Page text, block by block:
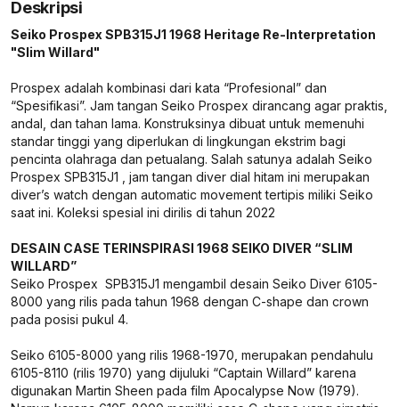
Deskripsi
Seiko Prospex SPB315J1 1968 Heritage Re-Interpretation
"Slim Willard"
Prospex adalah kombinasi dari kata “Profesional” dan
“Spesifikasi”. Jam tangan Seiko Prospex dirancang agar praktis,
andal, dan tahan lama. Konstruksinya dibuat untuk memenuhi
standar tinggi yang diperlukan di lingkungan ekstrim bagi
pencinta olahraga dan petualang. Salah satunya adalah Seiko
Prospex SPB315J1 , jam tangan diver dial hitam ini merupakan
diver’s watch dengan automatic movement tertipis miliki Seiko
saat ini. Koleksi spesial ini dirilis di tahun 2022
DESAIN CASE TERINSPIRASI 1968 SEIKO DIVER “SLIM
WILLARD”
Seiko Prospex SPB315J1 mengambil desain Seiko Diver 6105-
8000 yang rilis pada tahun 1968 dengan C-shape dan crown
pada posisi pukul 4.
Seiko 6105-8000 yang rilis 1968-1970, merupakan pendahulu
6105-8110 (rilis 1970) yang dijuluki “Captain Willard” karena
digunakan Martin Sheen pada film Apocalypse Now (1979).